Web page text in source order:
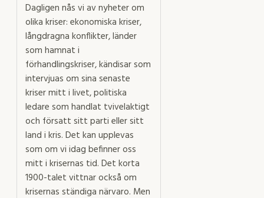
Dagligen nås vi av nyheter om
olika kriser: ekonomiska kriser,
långdragna konflikter, länder
som hamnat i
förhandlingskriser, kändisar som
intervjuas om sina senaste
kriser mitt i livet, politiska
ledare som handlat tvivelaktigt
och försatt sitt parti eller sitt
land i kris. Det kan upplevas
som om vi idag befinner oss
mitt i krisernas tid. Det korta
1900-talet vittnar också om
krisernas ständiga närvaro. Men